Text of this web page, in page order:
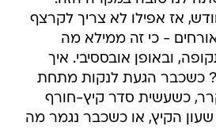
אז אפילו לא צריך לקרצף
- כי זה ממילא מה
ובאופן אובססיבי. איך
כשכבר הגעת לנקות מתחת
כשעשית סדר קיץ-חורף
שעון הקיץ, או כשכבר נגמר מה